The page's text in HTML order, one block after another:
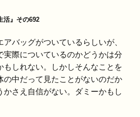
活』その692
バッグがついているらしいが、
実際についているのかどうかは分
もしれない。しかしそんなことを
の中だって見たことがないのだか
かさえ自信がない。ダミーかもし